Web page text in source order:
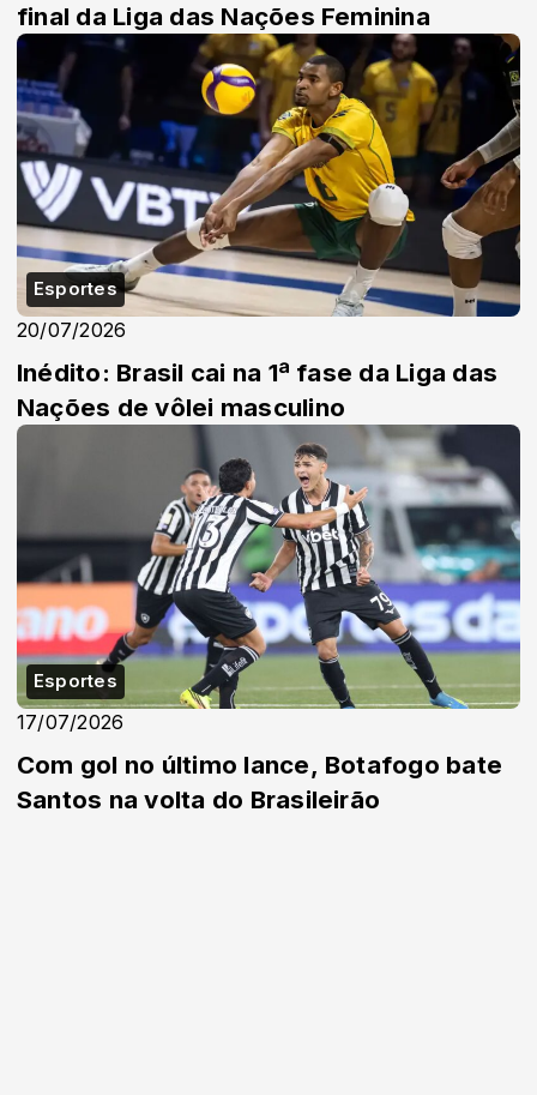
final da Liga das Nações Feminina
Esportes
20/07/2026
Inédito: Brasil cai na 1ª fase da Liga das
Nações de vôlei masculino
Esportes
17/07/2026
Com gol no último lance, Botafogo bate
Santos na volta do Brasileirão